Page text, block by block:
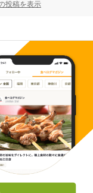
投稿を表示